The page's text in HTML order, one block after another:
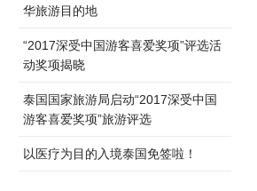
华旅游目的地
“2017深受中国游客喜爱奖项”评选活
动奖项揭晓
泰国国家旅游局启动“2017深受中国
游客喜爱奖项”旅游评选
以医疗为目的入境泰国免签啦！